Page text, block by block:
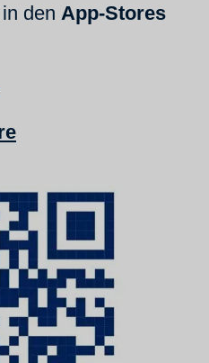
den App-Stores